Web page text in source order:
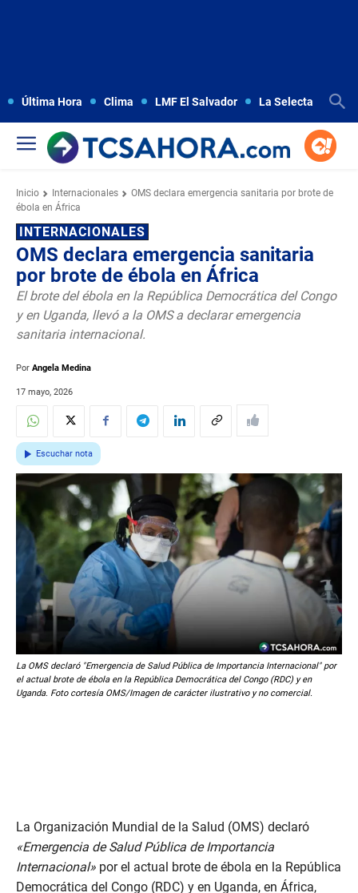
Última Hora Clima LMF El Salvador La Selecta
Inicio Internacionales
OMS declara emergencia sanitaria por brote de
ébola en África
INTERNACIONALES
OMS declara emergencia sanitaria
por brote de ébola en África
El brote del ébola en la República Democrática del Congo
y en Uganda, llevó a la OMS a declarar emergencia
sanitaria internacional.
Por Angela Medina
17 mayo, 2026
Escuchar nota
La OMS declaró "Emergencia de Salud Pública de Importancia Internacional" por
el actual brote de ébola en la República Democrática del Congo (RDC) y en
Uganda. Foto cortesía OMS/Imagen de carácter ilustrativo y no comercial.
La Organización Mundial de la Salud (OMS) declaró
«Emergencia de Salud Pública de Importancia
Internacional» por el actual brote de ébola en la República
Democrática del Congo (RDC) y en Uganda, en África,